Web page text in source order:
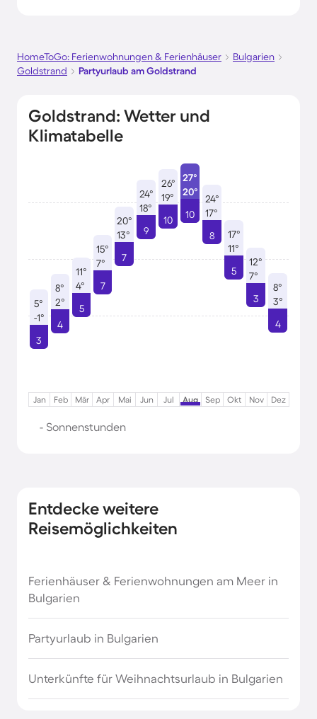
HomeToGo: Ferienwohnungen & Ferienhäuser
Bulgarien
Goldstrand
Partyurlaub am Goldstrand
Goldstrand: Wetter und
Klimatabelle
5°
-1°
3
8°
2°
4
11°
4°
5
15°
7°
7
20°
13°
7
24°
18°
9
26°
19°
10
27°
20°
10
24°
17°
8
17°
11°
5
12°
7°
3
8°
3°
4
Jan Feb Mär Apr Mai Jun Jul Aug Sep Okt Nov Dez
- Sonnenstunden
Entdecke weitere
Reisemöglichkeiten
Ferienhäuser & Ferienwohnungen am Meer in
Bulgarien
Partyurlaub in Bulgarien
Unterkünfte für Weihnachtsurlaub in Bulgarien